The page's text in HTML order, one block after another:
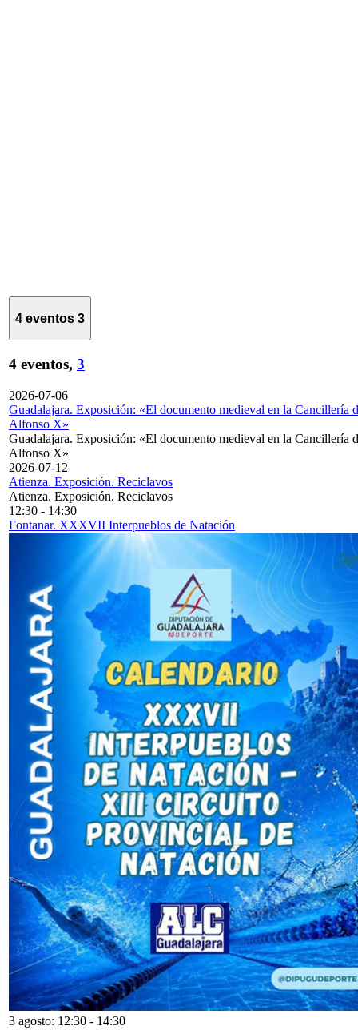
4 eventos 3
4 eventos, 3
2026-07-06
Guadalajara. Exposición: «El documento medieval en la Cancillería
Alfonso X»
Guadalajara. Exposición: «El documento medieval en la Cancillería
Alfonso X»
2026-07-12
Atienza. Exposición. Reciclavos
Atienza. Exposición. Reciclavos
12:30 - 14:30
Fontanar. XXXVII Interpueblos de Natación
3 agosto: 12:30 - 14:30